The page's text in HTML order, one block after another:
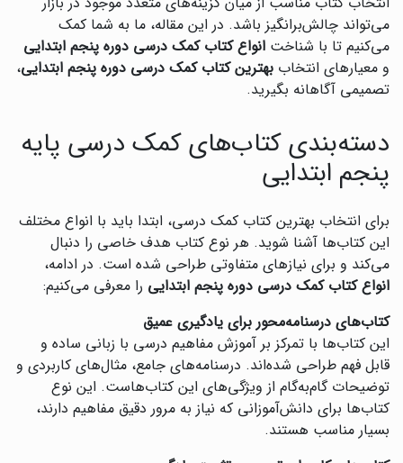
انتخاب کتاب مناسب از میان گزینه‌های متعدد موجود در بازار
می‌تواند چالش‌برانگیز باشد. در این مقاله، ما به شما کمک
می‌کنیم تا با شناخت انواع کتاب کمک درسی دوره پنجم ابتدایی
و معیارهای انتخاب بهترین کتاب کمک درسی دوره پنجم ابتدایی،
تصمیمی آگاهانه بگیرید.
دسته‌بندی کتاب‌های کمک درسی پایه
پنجم ابتدایی
برای انتخاب بهترین کتاب کمک درسی، ابتدا باید با انواع مختلف
این کتاب‌ها آشنا شوید. هر نوع کتاب هدف خاصی را دنبال
می‌کند و برای نیازهای متفاوتی طراحی شده است. در ادامه،
انواع کتاب کمک درسی دوره پنجم ابتدایی را معرفی می‌کنیم:
کتاب‌های درسنامه‌محور برای یادگیری عمیق
این کتاب‌ها با تمرکز بر آموزش مفاهیم درسی با زبانی ساده و
قابل فهم طراحی شده‌اند. درسنامه‌های جامع، مثال‌های کاربردی و
توضیحات گام‌به‌گام از ویژگی‌های این کتاب‌هاست. این نوع
کتاب‌ها برای دانش‌آموزانی که نیاز به مرور دقیق مفاهیم دارند،
بسیار مناسب هستند.